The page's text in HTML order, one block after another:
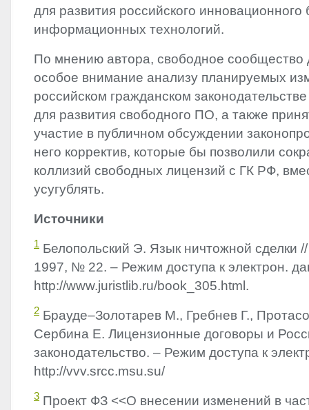
для развития российского
информационных технологий.
По мнению автора, свободное сообщество
особое внимание анализу планируемых
российском гражданском
для развития свободного ПО, а также
участие в публичном обсуждении
него корректив, которые бы позволили
коллизий свободных лицензий с ГК РФ,
усугублять.
Источники
1 Белопольский Э. Язык ничтожной сделки
1997, № 22. – Режим доступа к электрон.
http://www.juristlib.ru/book_305.html.
2 Брауде–Золотарев М., Гребнев Г.,
Сербина Е. Лицензионные договоры и
законодательство. – Режим доступа к
http://vvv.srcc.msu.su/
3 Проект ФЗ <<О внесении изменений в